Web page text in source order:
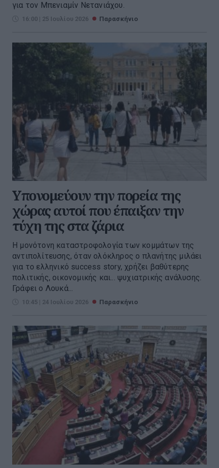
για τον Μπενιαμίν Νετανιάχου.
16:00 | 25 Ιουλίου 2026 Παρασκήνιο
Υπονομεύουν την πορεία της
χώρας αυτοί που έπαιξαν την
τύχη της στα ζάρια
Η μονότονη καταστροφολογία των κομμάτων της
αντιπολίτευσης, όταν ολόκληρος ο πλανήτης μιλάει
για το ελληνικό success story, χρήζει βαθύτερης
πολιτικής, οικονομικής και... ψυχιατρικής ανάλυσης.
Γράφει ο Λουκά...
10:45 | 24 Ιουλίου 2026 Παρασκήνιο